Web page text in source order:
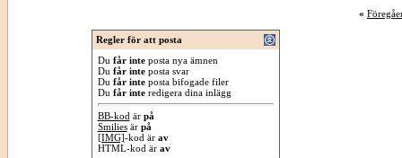
«
Regler för att posta
Du får inteposta nya ämnen
Du får inteposta svar
Du får inteposta bifogade filer
Du får interedigera dina inlägg
BB-kod är på
Smiliesär på
[IMG]-kod är av
HTML-kod är av